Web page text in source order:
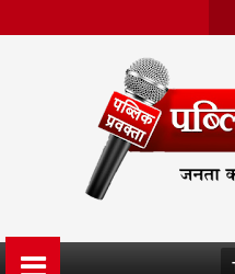
Ter